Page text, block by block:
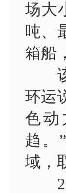
场大
吨、
箱船
该
环运
色动
趋。
域，